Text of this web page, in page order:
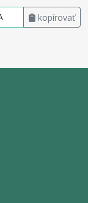
kopírovať